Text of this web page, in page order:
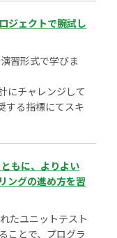
ジェクトで腕試し
習形式で学びま
にチャレンジして
する指標にてスキ
もに、よりよい
ングの進め方を習
たユニットテスト
ことで、プログラ